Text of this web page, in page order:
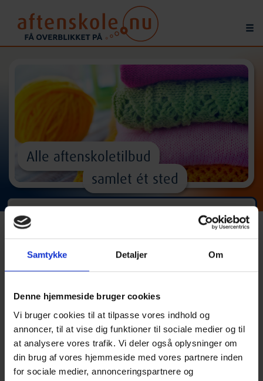
Samtykke Detaljer Om
Denne hjemmeside bruger cookies
Vi bruger cookies til at tilpasse vores indhold og
annoncer, til at vise dig funktioner til sociale medier og til
at analysere vores trafik. Vi deler også oplysninger om
din brug af vores hjemmeside med vores partnere inden
for sociale medier, annonceringspartnere og
Alle aftenskoletilbud
samlet ét sted
Find
^
Alle hold Alle skoler